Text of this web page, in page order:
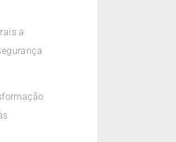
a